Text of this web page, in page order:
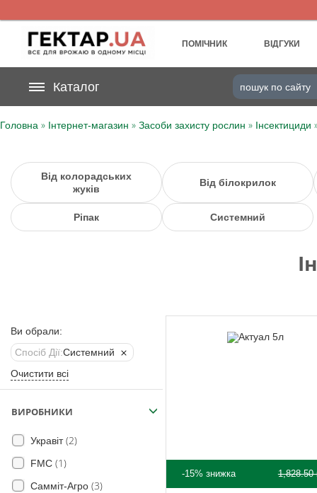
ПОМІЧНИК ВІДГУКИ
UA
На вашому
бонусному рахунку
Щоденник
Доставка
0 800 203
Безкоштовно
по Україні
+38 (096) 733
733 0
+38 (066) 733
Каталог
Головна » Інтернет-магазин » Засоби захисту рослин » Інсектициди
Від колорадських
жуків
Від білокрилок
Ріпак Системний
Ви обрали:
Спосіб Дії:Системний
Очистити всі
ВИРОБНИКИ
Укравіт(2)
FMC (1)
Самміт-Агро (3)
-15% знижка 1,828.50